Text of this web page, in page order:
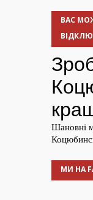
ВАС
МИ НА